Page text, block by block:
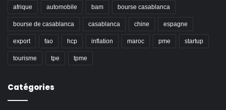
afrique automobile bam bourse casablanca
bourse de casablanca casablanca chine espagne
export fao hcp inflation maroc pme startup
tourisme tpe tpme
Catégories